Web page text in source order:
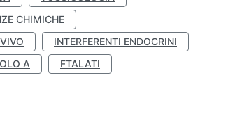
CHIMICHE
INTERFERENTI ENDOCRINI
A
FTALATI